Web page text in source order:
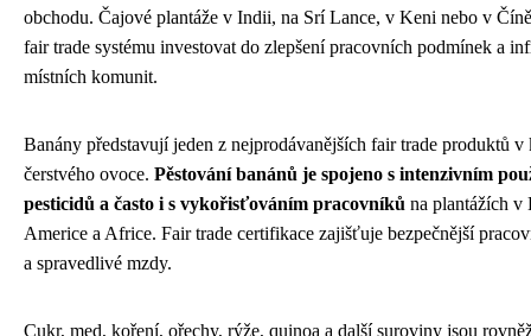
obchodu. Čajové plantáže v Indii, na Srí Lance, v Keni nebo v
fair trade systému investovat do zlepšení pracovních podmínek a
místních komunit.
Banány představují jeden z nejprodávanějších fair trade produktů v
čerstvého ovoce. Pěstování banánů je spojeno s intenzivním
pesticidů a často i s vykořisťováním pracovníků na plantážích v
Americe a Africe. Fair trade certifikace zajišťuje bezpečnější
a spravedlivé mzdy.
Cukr, med, koření, ořechy, rýže, quinoa a další suroviny jsou